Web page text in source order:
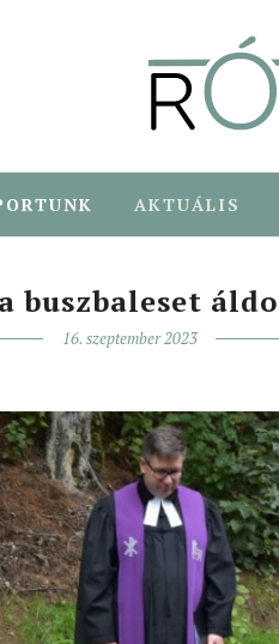
AKTUÁLIS
buszbaleset
16. szeptember 2023